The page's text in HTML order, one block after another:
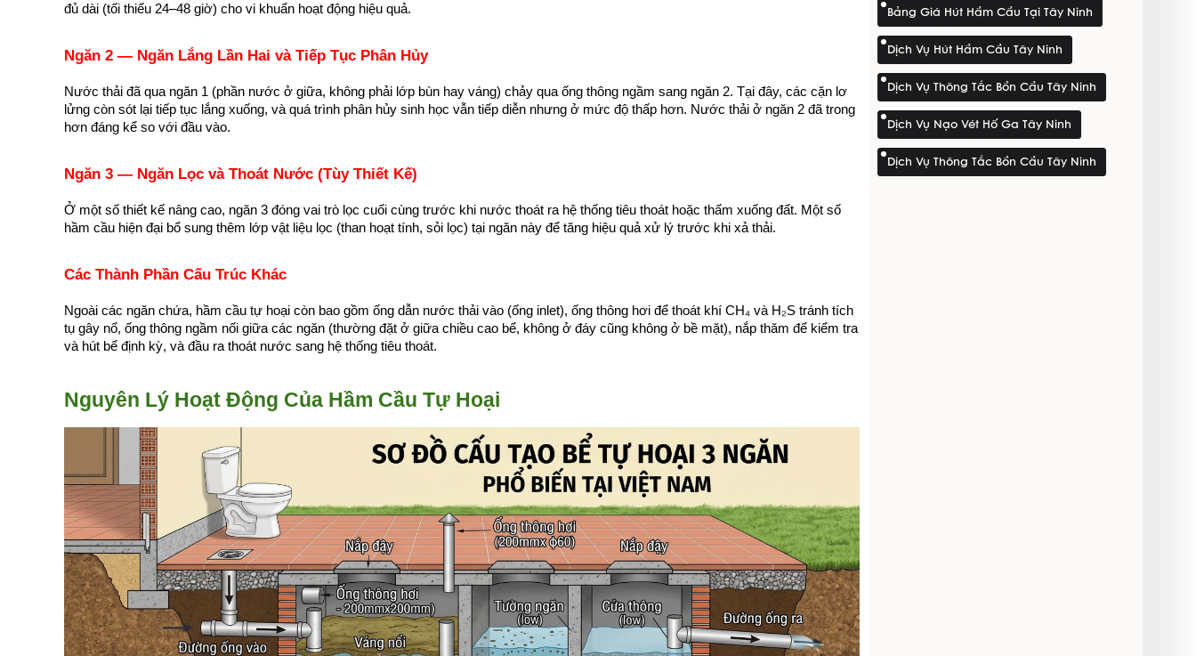
đủ dài (tối thiểu 24–48 giờ) cho vi khuẩn hoạt động hiệu quả.
Ngăn 2 — Ngăn Lắng Lần Hai và Tiếp Tục Phân Hủy
Nước thải đã qua ngăn 1 (phần nước ở giữa, không phải lớp bùn hay váng) chảy qua ống thông ngầm sang ngăn 2. Tại đây, các cặn lơ
lửng còn sót lại tiếp tục lắng xuống, và quá trình phân hủy sinh học vẫn tiếp diễn nhưng ở mức độ thấp hơn. Nước thải ở ngăn 2 đã trong
hơn đáng kể so với đầu vào.
Ngăn 3 — Ngăn Lọc và Thoát Nước (Tùy Thiết Kế)
Ở một số thiết kế nâng cao, ngăn 3 đóng vai trò lọc cuối cùng trước khi nước thoát ra hệ thống tiêu thoát hoặc thấm xuống đất. Một số
hầm cầu hiện đại bổ sung thêm lớp vật liệu lọc (than hoạt tính, sỏi lọc) tại ngăn này để tăng hiệu quả xử lý trước khi xả thải.
Các Thành Phần Cấu Trúc Khác
Ngoài các ngăn chứa, hầm cầu tự hoại còn bao gồm ống dẫn nước thải vào (ống inlet), ống thông hơi để thoát khí CH₄ và H₂S tránh tích
tụ gây nổ, ống thông ngầm nối giữa các ngăn (thường đặt ở giữa chiều cao bể, không ở đáy cũng không ở bề mặt), nắp thăm để kiểm tra
và hút bể định kỳ, và đầu ra thoát nước sang hệ thống tiêu thoát.
Nguyên Lý Hoạt Động Của Hầm Cầu Tự Hoại
Bảng Giá Hút Hầm Cầu Tại Tây Ninh
Dịch Vụ Hút Hầm Cầu Tây Ninh
Dịch Vụ Thông Tắc Bồn Cầu Tây Ninh
Dịch Vụ Nạo Vét Hố Ga Tây Ninh
Dịch Vụ Thông Tắc Bồn Cầu Tây Ninh